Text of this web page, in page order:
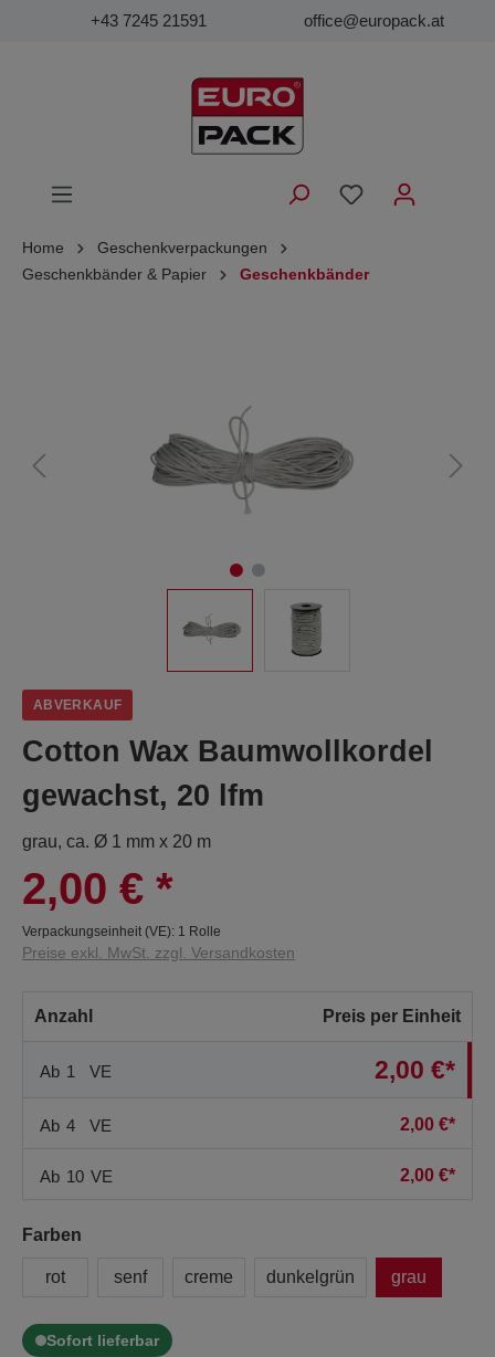
+43 7245 21591 office@europack.at
Home
Geschenkverpackungen
Geschenkbänder & Papier
Geschenkbänder
ABVERKAUF
Cotton Wax Baumwollkordel
gewachst, 20 lfm
grau, ca. Ø 1 mm x 20 m
2,00 € *
Verpackungseinheit (VE): 1 Rolle
Preise exkl. MwSt. zzgl. Versandkosten
Anzahl Preis per Einheit
Ab 1 VE 2,00 €*
Ab 4 VE 2,00 €*
Ab 10 VE 2,00 €*
Farben
rot senf creme dunkelgrün grau
Sofort lieferbar